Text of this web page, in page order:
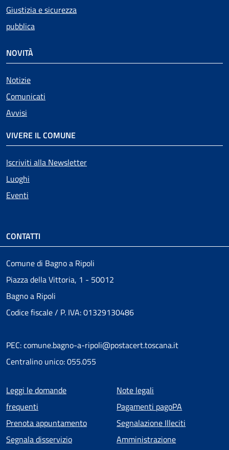
Giustizia e sicurezza
pubblica
NOVITÀ
Notizie
Comunicati
Avvisi
VIVERE IL COMUNE
Iscriviti alla Newsletter
Luoghi
Eventi
CONTATTI
Comune di Bagno a Ripoli
Piazza della Vittoria, 1 - 50012
Bagno a Ripoli
Codice fiscale / P. IVA: 01329130486
PEC: comune.bagno-a-ripoli@postacert.toscana.it
Centralino unico: 055.055
Menu piè di pagina
Leggi le domande
frequenti
Prenota appuntamento
Segnala disservizio
Note legali
Pagamenti pagoPA
Segnalazione Illeciti
Amministrazione